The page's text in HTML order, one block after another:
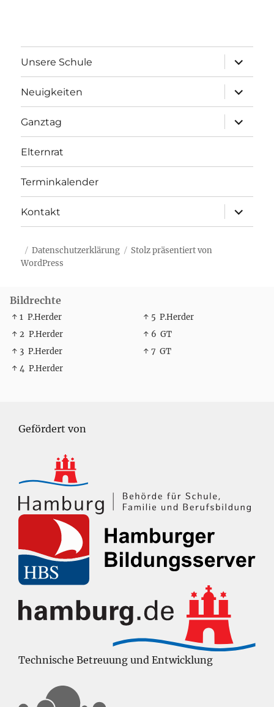
Unsere Schule
öffnen
Neuigkeiten
öffnen
Ganztag
öffnen
Elternrat
Terminkalender
Kontakt
öffnen
Datenschutzerklärung
Stolz präsentiert von
WordPress
Bildrechte
↑ 1 P.Herder
↑ 2 P.Herder
↑ 3 P.Herder
↑ 4 P.Herder
↑ 5 P.Herder
↑ 6 GT
↑ 7 GT
Gefördert von
Technische Betreuung und Entwicklung